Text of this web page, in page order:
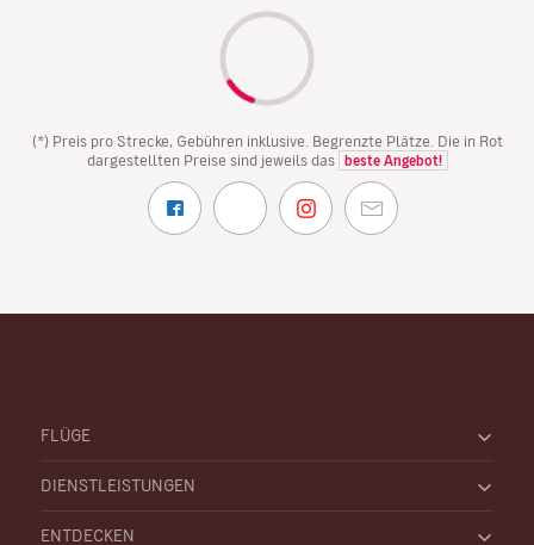
(*) Preis pro Strecke, Gebühren inklusive. Begrenzte Plätze. Die in Rot
dargestellten Preise sind jeweils das
beste Angebot!
FLÜGE
DIENSTLEISTUNGEN
ENTDECKEN